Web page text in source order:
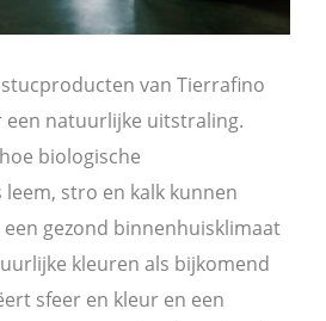
van Tierrafino
een natuurlijke uitstraling.
biologische
stro en kalk kunnen
gezond binnenhuisklimaat
kleuren als bijkomend
sfeer en kleur en een